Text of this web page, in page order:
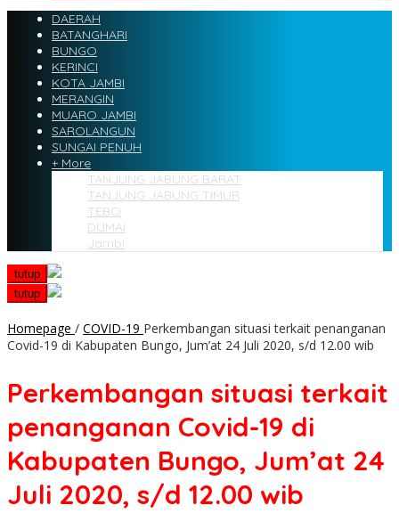
DAERAH
BATANGHARI
BUNGO
KERINCI
KOTA JAMBI
MERANGIN
MUARO JAMBI
SAROLANGUN
SUNGAI PENUH
+ More
TANJUNG JABUNG BARAT
TANJUNG JABUNG TIMUR
TEBO
DUMAI
Jambi
tutup
tutup
Homepage / COVID-19 Perkembangan situasi terkait penanganan
Covid-19 di Kabupaten Bungo, Jum’at 24 Juli 2020, s/d 12.00 wib
Perkembangan situasi terkait
penanganan Covid-19 di
Kabupaten Bungo, Jum’at 24
Juli 2020, s/d 12.00 wib